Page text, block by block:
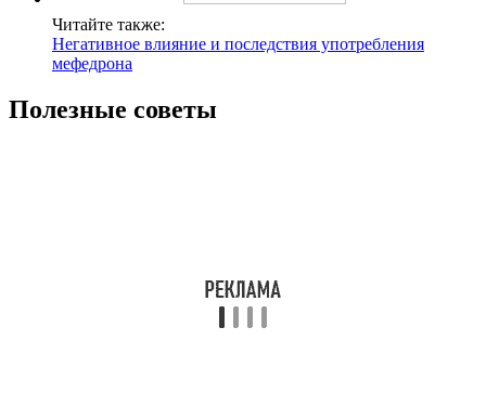
Читайте также:
Негативное влияние и последствия употребления
мефедрона
Полезные советы